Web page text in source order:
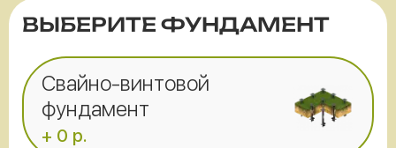
ВЫБЕРИТЕ ФУНДАМЕНТ
Свайно-винтовой
фундамент
+ 0 р.